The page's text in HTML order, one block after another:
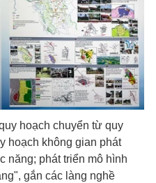
hoạch chuyển từ quy
hoạch không gian phát
năng; phát triển mô hình
gắn các làng nghề